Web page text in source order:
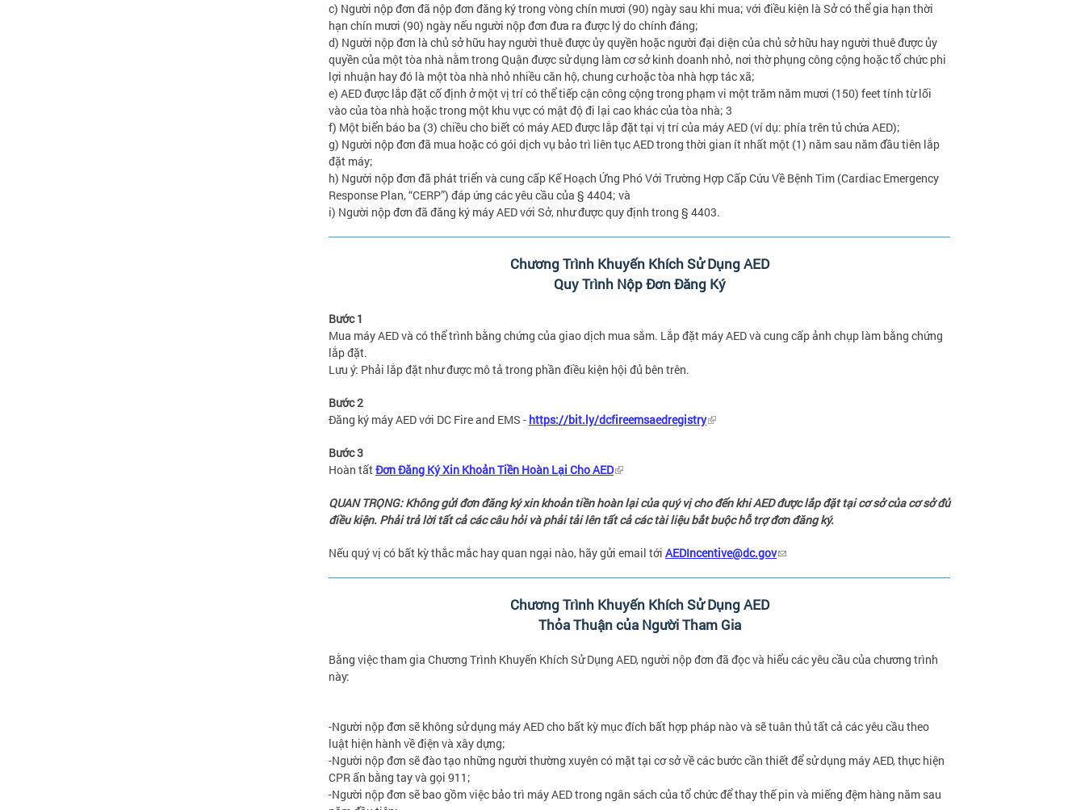
c) Người nộp đơn đã nộp đơn đăng ký trong vòng chín mươi (90) ngày sau khi mua; với điều kiện là Sở có thể gia hạn thời
hạn chín mươi (90) ngày nếu người nộp đơn đưa ra được lý do chính đáng;
d) Người nộp đơn là chủ sở hữu hay người thuê được ủy quyền hoặc người đại diện của chủ sở hữu hay người thuê được ủy
quyền của một tòa nhà nằm trong Quận được sử dụng làm cơ sở kinh doanh nhỏ, nơi thờ phụng công cộng hoặc tổ chức phi
lợi nhuận hay đó là một tòa nhà nhỏ nhiều căn hộ, chung cư hoặc tòa nhà hợp tác xã;
e) AED được lắp đặt cố định ở một vị trí có thể tiếp cận công cộng trong phạm vi một trăm năm mươi (150) feet tính từ lối
vào của tòa nhà hoặc trong một khu vực có mật độ đi lại cao khác của tòa nhà; 3
f) Một biển báo ba (3) chiều cho biết có máy AED được lắp đặt tại vị trí của máy AED (ví dụ: phía trên tủ chứa AED);
g) Người nộp đơn đã mua hoặc có gói dịch vụ bảo trì liên tục AED trong thời gian ít nhất một (1) năm sau năm đầu tiên lắp
đặt máy;
h) Người nộp đơn đã phát triển và cung cấp Kế Hoạch Ứng Phó Với Trường Hợp Cấp Cứu Về Bệnh Tim (Cardiac Emergency
Response Plan, “CERP”) đáp ứng các yêu cầu của § 4404; và
i) Người nộp đơn đã đăng ký máy AED với Sở, như được quy định trong § 4403.
Chương Trình Khuyến Khích Sử Dụng AED
Quy Trình Nộp Đơn Đăng Ký
Bước 1
Mua máy AED và có thể trình bằng chứng của giao dịch mua sắm. Lắp đặt máy AED và cung cấp ảnh chụp làm bằng chứng
lắp đặt.
Lưu ý: Phải lắp đặt như được mô tả trong phần điều kiện hội đủ bên trên.
Bước 2
Đăng ký máy AED với DC Fire and EMS - https://bit.ly/dcfireemsaedregistry
Bước 3
Hoàn tấtĐơn Đăng Ký Xin Khoản Tiền Hoàn Lại Cho AED
QUAN TRỌNG: Không gửi đơn đăng ký xin khoản tiền hoàn lại của quý vị cho đến khi AED được lắp đặt tại cơ sở của cơ sở đủ
điều kiện. Phải trả lời tất cả các câu hỏi và phải tải lên tất cả các tài liệu bắt buộc hỗ trợ đơn đăng ký.
Nếu quý vị có bất kỳ thắc mắc hay quan ngại nào, hãy gửi email tới AEDIncentive@dc.gov
Chương Trình Khuyến Khích Sử Dụng AED
Thỏa Thuận của Người Tham Gia
Bằng việc tham gia Chương Trình Khuyến Khích Sử Dụng AED, người nộp đơn đã đọc và hiểu các yêu cầu của chương trình
này:
-Người nộp đơn sẽ không sử dụng máy AED cho bất kỳ mục đích bất hợp pháp nào và sẽ tuân thủ tất cả các yêu cầu theo
luật hiện hành về điện và xây dựng;
-Người nộp đơn sẽ đào tạo những người thường xuyên có mặt tại cơ sở về các bước cần thiết để sử dụng máy AED, thực hiện
CPR ấn bằng tay và gọi 911;
-Người nộp đơn sẽ bao gồm việc bảo trì máy AED trong ngân sách của tổ chức để thay thế pin và miếng đệm hàng năm sau